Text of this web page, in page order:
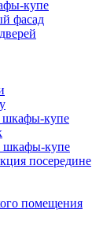
купе
фасад
шкафы-купе
шкафы-купе
посередине
помещения